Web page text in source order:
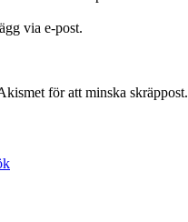
via e-post.
för att minska skräppost.